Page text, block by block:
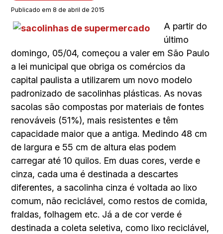
Publicado em 8 de abril de 2015
A partir do
último
domingo, 05/04, começou a valer em São Paulo
a lei municipal que obriga os comércios da
capital paulista a utilizarem um novo modelo
padronizado de sacolinhas plásticas. As novas
sacolas são compostas por materiais de fontes
renováveis (51%), mais resistentes e têm
capacidade maior que a antiga. Medindo 48 cm
de largura e 55 cm de altura elas podem
carregar até 10 quilos. Em duas cores, verde e
cinza, cada uma é destinada a descartes
diferentes, a sacolinha cinza é voltada ao lixo
comum, não reciclável, como restos de comida,
fraldas, folhagem etc. Já a de cor verde é
destinada a coleta seletiva, como lixo reciclável,